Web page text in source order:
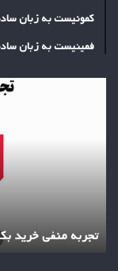
کمونیست به زبان
فمینیست به زبان
تجربه
تجربه منفی خرید